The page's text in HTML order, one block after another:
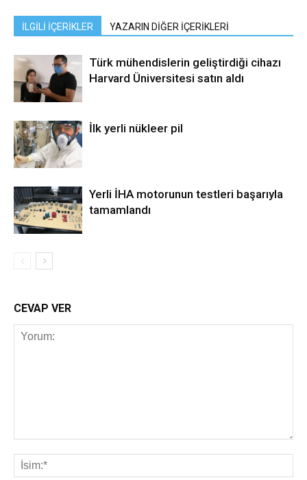
İLGİLİ İÇERİKLER YAZARIN DİĞER İÇERİKLERİ
Türk mühendislerin geliştirdiği cihazı
Harvard Üniversitesi satın aldı
İlk yerli nükleer pil
Yerli İHA motorunun testleri başarıyla
tamamlandı
CEVAP VER